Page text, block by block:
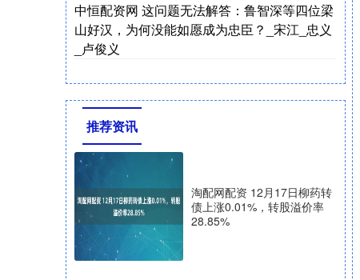
中恒配资网 这问题无法解答：鲁智深等四位梁
山好汉，为何没能如愿成为忠臣？_宋江_忠义
_卢俊义
推荐资讯
淘配网配资 12月17日柳药转
债上涨0.01%，转股溢价率
28.85%